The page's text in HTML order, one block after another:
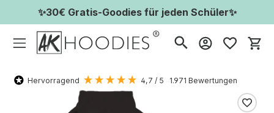
✨30€ Gratis-Goodies für jeden Schüler✨
Hervorragend 4,7 / 5 1.971 Bewertungen